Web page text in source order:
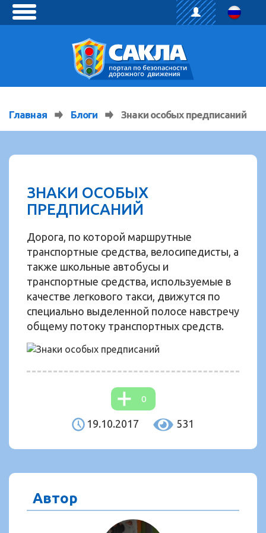
toggle
Главная Блоги Знаки особых предписаний
ЗНАКИ ОСОБЫХ
ПРЕДПИСАНИЙ
Дорога, по которой маршрутные
транспортные средства, велосипедисты, а
также школьные автобусы и
транспортные средства, используемые в
качестве легкового такси, движутся по
специально выделенной полосе навстречу
общему потоку транспортных средств.
0
19.10.2017 531
Автор